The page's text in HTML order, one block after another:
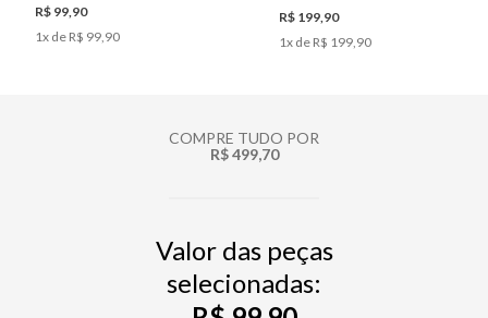
R$ 99,90
1x de R$ 99,90
R$ 199,90
1x de R$ 199,90
COMPRE TUDO POR
R$ 499,70
Valor das peças
selecionadas: